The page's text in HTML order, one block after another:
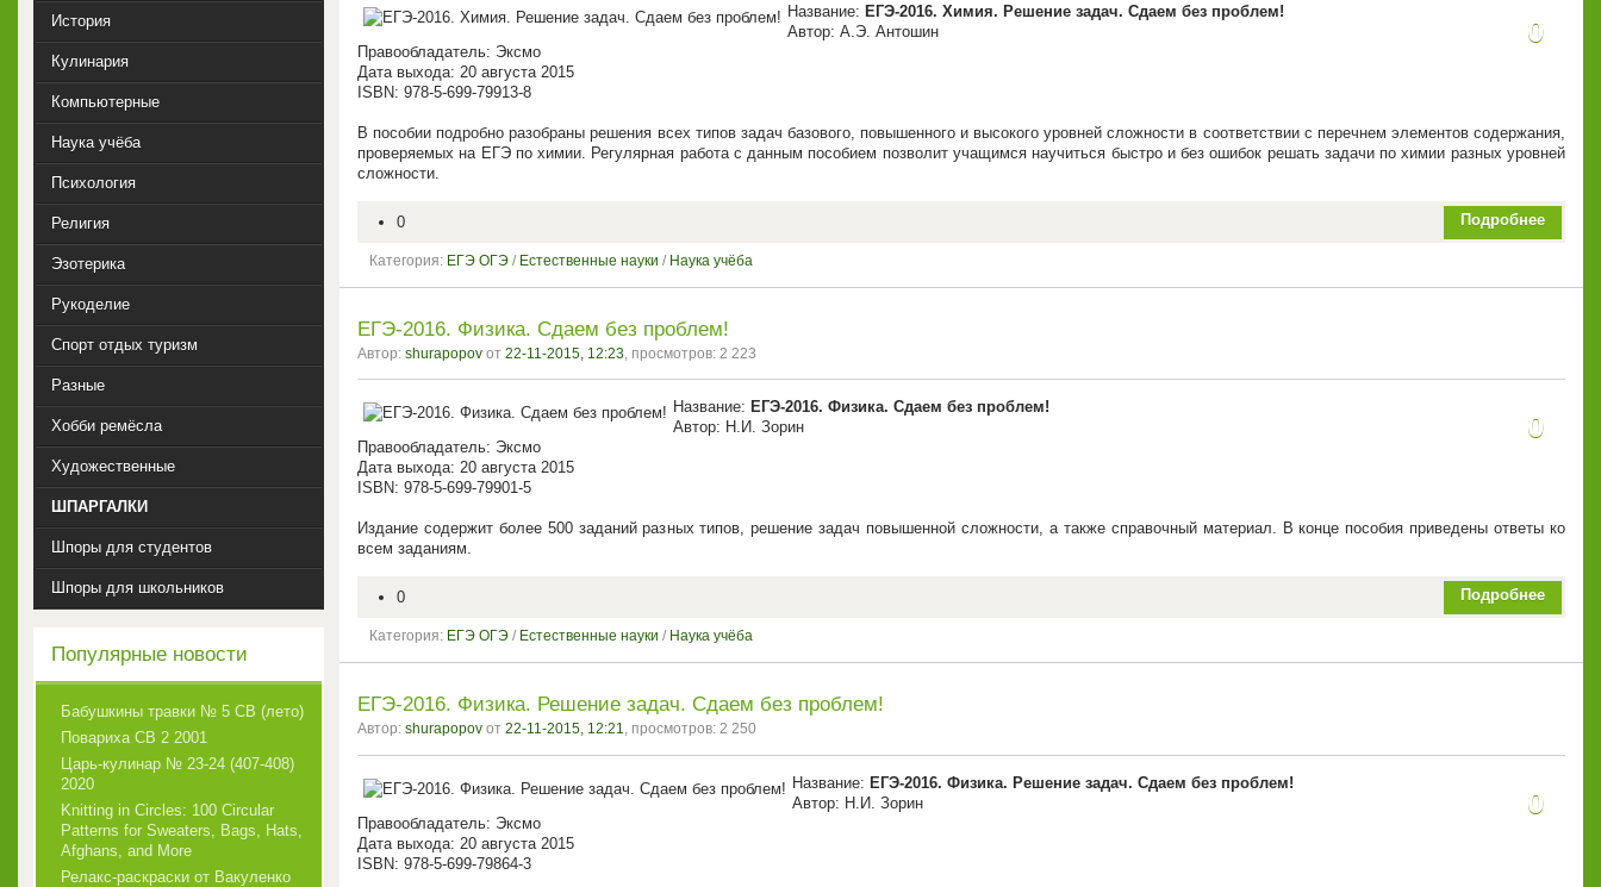
0
Название: ЕГЭ-2016. Химия. Решение задач. Сдаем без проблем!
Автор: А.Э. Антошин
Правообладатель: Эксмо
Дата выхода: 20 августа 2015
ISBN: 978-5-699-79913-8
В пособии подробно разобраны решения всех типов задач базового, повышенного и высокого уровней сложности в соответствии с перечнем элементов содержания,
проверяемых на ЕГЭ по химии. Регулярная работа с данным пособием позволит учащимся научиться быстро и без ошибок решать задачи по химии разных уровней
сложности.
Подробнее
0
Категория: ЕГЭ ОГЭ / Естественные науки / Наука учёба
ЕГЭ-2016. Физика. Сдаем без проблем!
Автор: shurapopov от 22-11-2015, 12:23 , просмотров: 2 223
0
Название: ЕГЭ-2016. Физика. Сдаем без проблем!
Автор: Н.И. Зорин
Правообладатель: Эксмо
Дата выхода: 20 августа 2015
ISBN: 978-5-699-79901-5
Издание содержит более 500 заданий разных типов, решение задач повышенной сложности, а также справочный материал. В конце пособия приведены ответы ко
всем заданиям.
Подробнее
0
Категория: ЕГЭ ОГЭ / Естественные науки / Наука учёба
ЕГЭ-2016. Физика. Решение задач. Сдаем без проблем!
Автор: shurapopov от 22-11-2015, 12:21, просмотров: 2 250
0
Название: ЕГЭ-2016. Физика. Решение задач. Сдаем без проблем!
Автор: Н.И. Зорин
Правообладатель: Эксмо
Дата выхода: 20 августа 2015
ISBN: 978-5-699-79864-3
История
Кулинария
Компьютерные
Наука учёба
Психология
Религия
Эзотерика
Рукоделие
Спорт отдых туризм
Разные
Хобби ремёсла
Художественные
ШПАРГАЛКИ
Шпоры для студентов
Шпоры для школьников
Популярные новости
Бабушкины травки № 5 СВ (лето)
Повариха СВ 2 2001
Царь-кулинар № 23-24 (407-408)
2020
Knitting in Circles: 100 Circular
Patterns for Sweaters, Bags, Hats,
Afghans, and More
Релакс-раскраски от Вакуленко